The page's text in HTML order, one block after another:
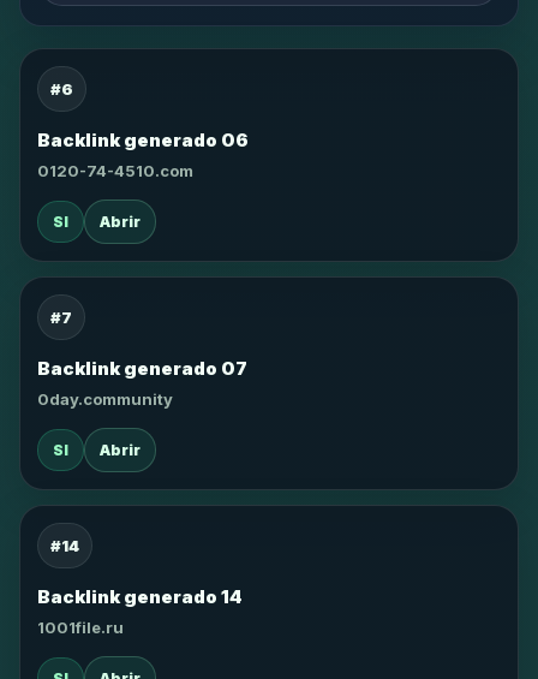
#6
Backlink generado 06
0120-74-4510.com
SI Abrir
#7
Backlink generado 07
0day.community
SI Abrir
#14
Backlink generado 14
1001file.ru